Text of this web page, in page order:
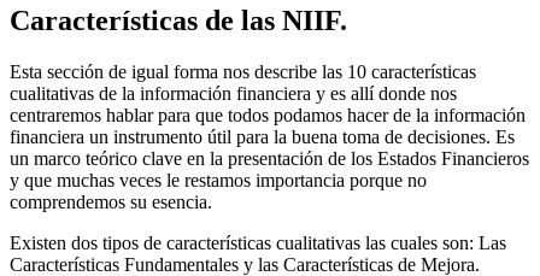
Características de las NIIF.
Esta sección de igual forma nos describe las 10 características
cualitativas de la información financiera y es allí donde nos
centraremos hablar para que todos podamos hacer de la información
financiera un instrumento útil para la buena toma de decisiones. Es
un marco teórico clave en la presentación de los Estados Financieros
y que muchas veces le restamos importancia porque no
comprendemos su esencia.
Existen dos tipos de características cualitativas las cuales son: Las
Características Fundamentales y las Características de Mejora.